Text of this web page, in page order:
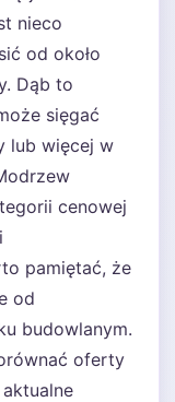
nieco
od około
Dąb to
sięgać
lub więcej w
cenowej
pamiętać, że
od
budowlanym.
oferty